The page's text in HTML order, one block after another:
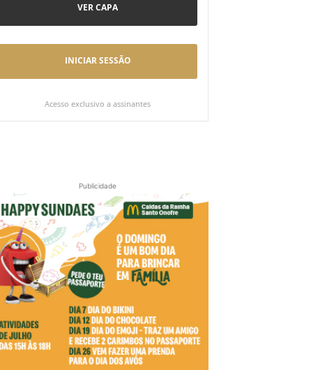
VER CAPA
INICIAR SESSÃO
Acesso exclusivo a assinantes
Publicidade